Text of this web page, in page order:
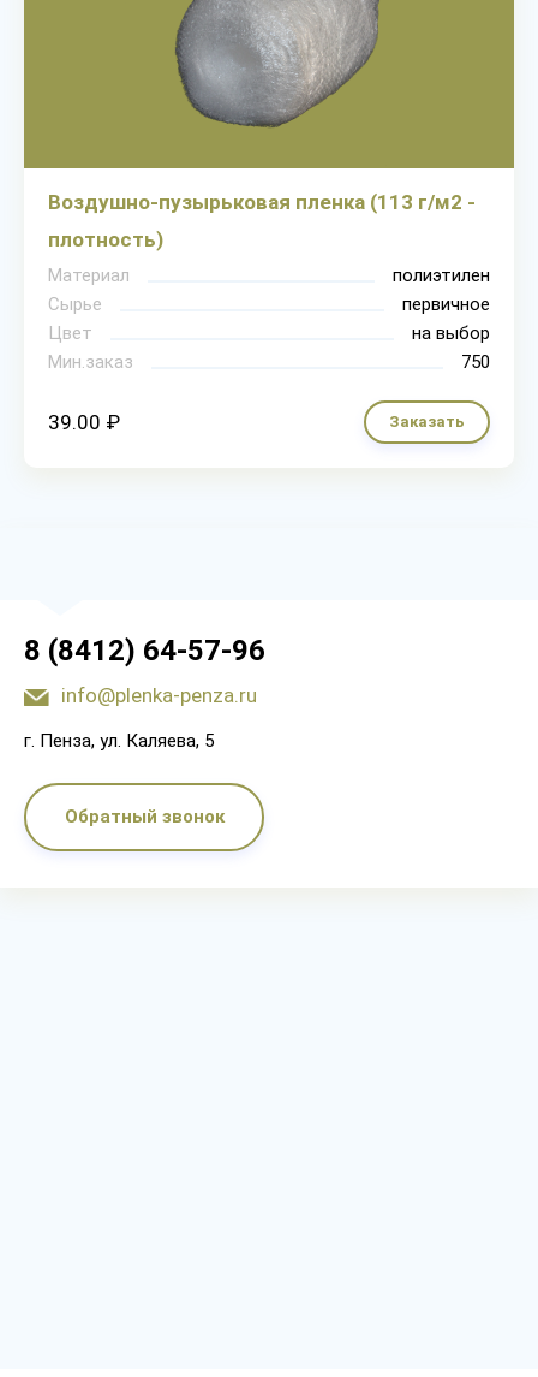
Воздушно-пузырьковая пленка (113 г/м2 -
плотность)
Материал
полиэтилен
Сырье
первичное
Цвет
на выбор
Мин.заказ
750
39.00 ₽ Заказать
8 (8412) 64-57-96
info@plenka-penza.ru
г. Пенза, ул. Каляева, 5
Обратный звонок